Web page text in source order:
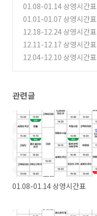
01.08-01.14 상영시간표
01.01-01.07 상영시간표
12.18-12.24 상영시간표
12.11-12.17 상영시간표
12.04-12.10 상영시간표
관련글
01.08-01.14 상영시간표